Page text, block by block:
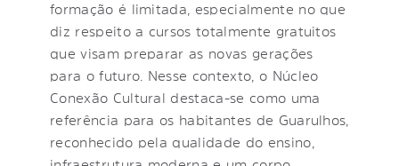
formação é limitada, especialmente no que
diz respeito a cursos totalmente gratuitos
que visam preparar as novas gerações
para o futuro. Nesse contexto, o Núcleo
Conexão Cultural destaca-se como uma
referência para os habitantes de Guarulhos,
reconhecido pela qualidade do ensino,